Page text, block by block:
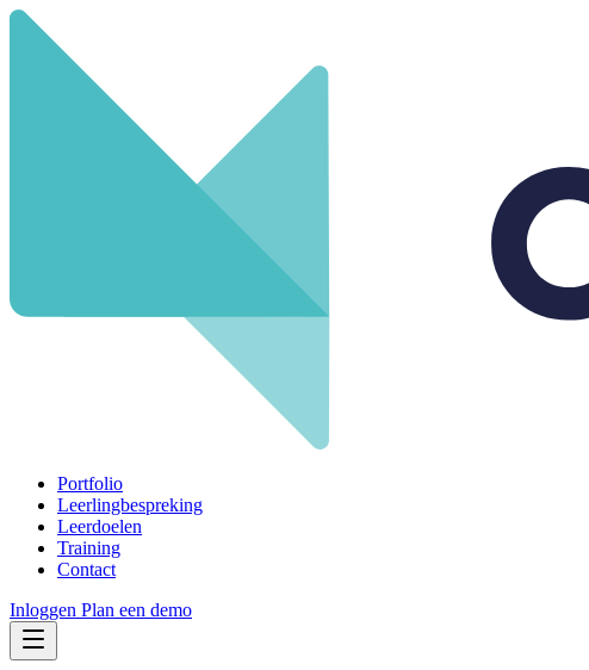
Portfolio
Leerlingbespreking
Leerdoelen
Training
Contact
Inloggen Plan een demo